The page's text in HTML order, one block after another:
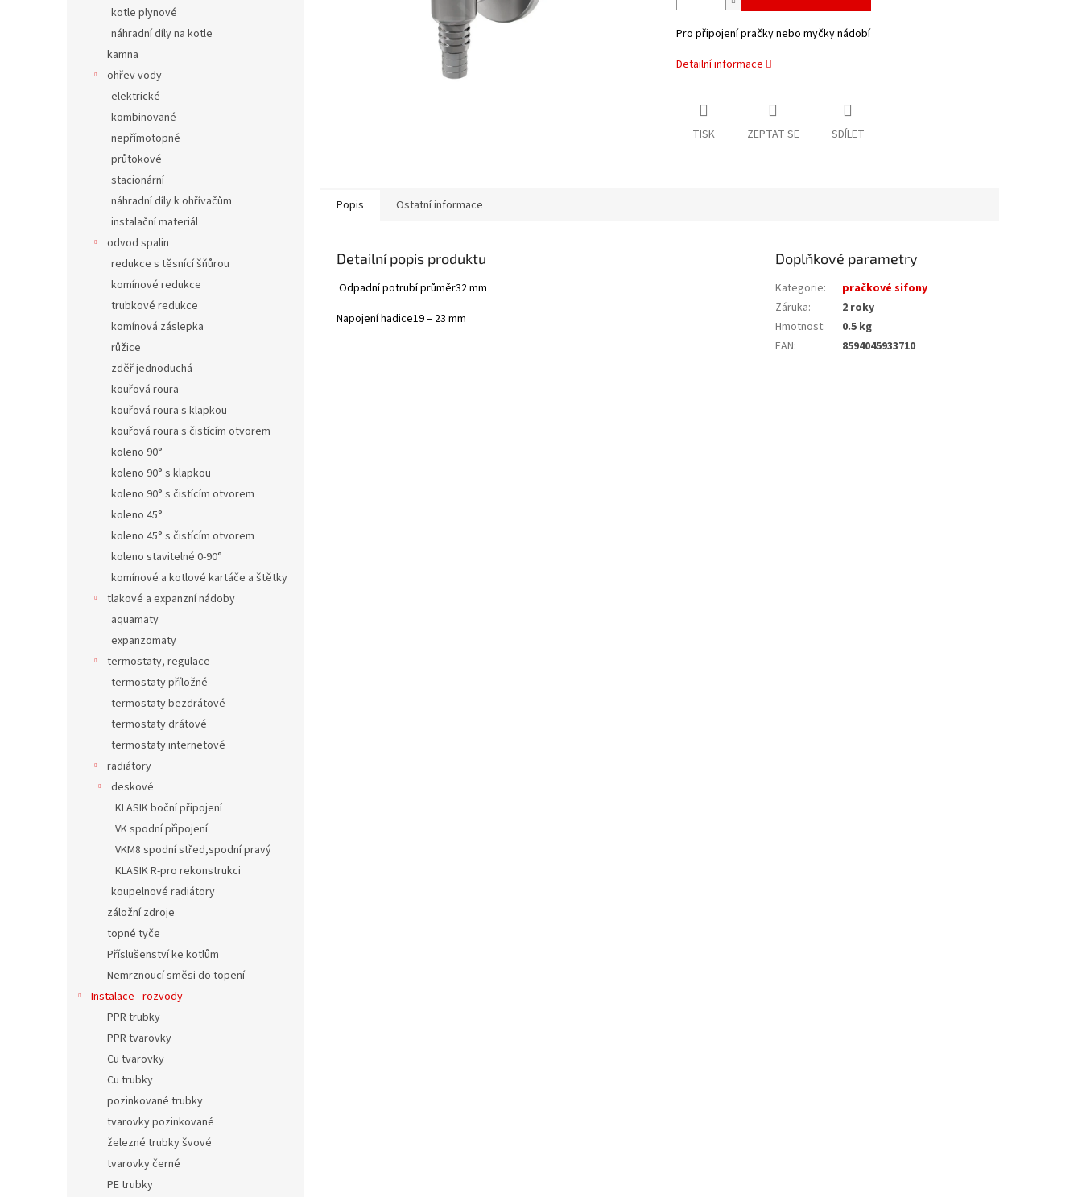
kotle plynové
náhradní díly na kotle
kamna
ohřev vody
elektrické
kombinované
nepřímotopné
průtokové
stacionární
náhradní díly k ohřívačům
instalační materiál
odvod spalin
redukce s těsnící šňůrou
komínové redukce
trubkové redukce
komínová záslepka
růžice
zděř jednoduchá
kouřová roura
kouřová roura s klapkou
kouřová roura s čistícím otvorem
koleno 90°
koleno 90° s klapkou
koleno 90° s čistícím otvorem
koleno 45°
koleno 45° s čistícím otvorem
koleno stavitelné 0-90°
komínové a kotlové kartáče a štětky
tlakové a expanzní nádoby
aquamaty
expanzomaty
termostaty, regulace
termostaty příložné
termostaty bezdrátové
termostaty drátové
termostaty internetové
radiátory
deskové
KLASIK boční připojení
VK spodní připojení
VKM8 spodní střed,spodní pravý
KLASIK R-pro rekonstrukci
koupelnové radiátory
záložní zdroje
topné tyče
Příslušenství ke kotlům
Nemrznoucí směsi do topení
Instalace - rozvody
PPR trubky
PPR tvarovky
Cu tvarovky
Cu trubky
pozinkované trubky
tvarovky pozinkované
železné trubky švové
tvarovky černé
PE trubky
Pro připojení pračky nebo myčky nádobí
Detailní informace
TISK ZEPTAT SE SDÍLET
Popis Ostatní informace
Detailní popis produktu
Odpadní potrubí průměr32 mm
Napojení hadice19 – 23 mm
Doplňkové parametry
Kategorie:
pračkové sifony
Záruka:
2 roky
Hmotnost:
0.5 kg
EAN: 8594045933710